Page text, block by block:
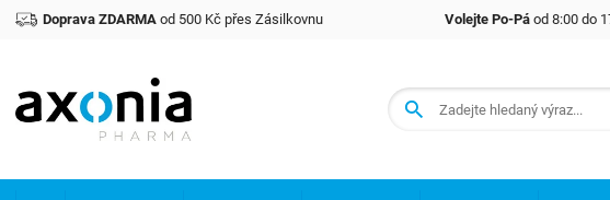
Doprava ZDARMA od 500 Kč přes Zásilkovnu Volejte Po-Pá od 8:00 do